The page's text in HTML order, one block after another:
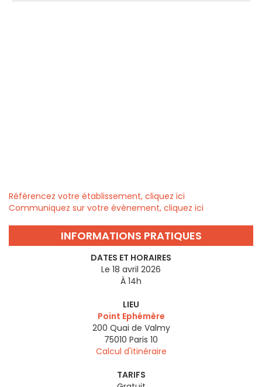
Référencez votre établissement, cliquez ici
Communiquez sur votre évènement, cliquez ici
INFORMATIONS PRATIQUES
DATES ET HORAIRES
Le 18 avril 2026
À 14h
LIEU
Point Ephémère
200 Quai de Valmy
75010 Paris 10
Calcul d'itinéraire
TARIFS